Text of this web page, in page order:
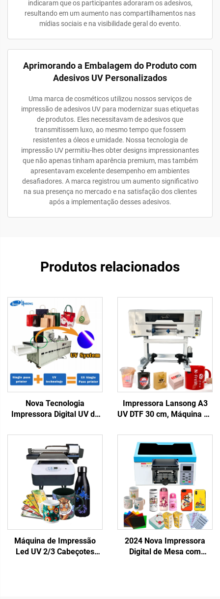
indicaram que os participantes adoraram os adesivos,
resultando em um aumento nas compartilhamentos nas
mídias sociais e na visibilidade geral do evento.
Aprimorando a Embalagem do Produto com
Adesivos UV Personalizados
Uma marca de cosméticos utilizou nossos serviços de
impressão de adesivos UV para modernizar suas etiquetas
de produtos. Eles necessitavam de adesivos que
transmitissem luxo, ao mesmo tempo que fossem
resistentes a óleos e umidade. Nossa tecnologia de
impressão UV permitiu-lhes obter designs impressionantes
que não apenas tinham aparência premium, mas também
apresentavam excelente desempenho em ambientes
desafiadores. A marca registrou um aumento significativo
na sua presença no mercado e na satisfação dos clientes
após a implementação desses adesivos.
Produtos relacionados
Nova Tecnologia
Impressora Digital UV de
Saco Plástico, Sacola de
Presente, Caixa de
Plástico, Papel Cartão,
Folheto, Revista,
Impressão em Uma
Passagem
Impressora Lansong A3
UV DTF 30 cm, Máquina de
Transfer, Impressora de
Etiquetas Cristal, Tudo em
Um, Rolo a Rolo com
Laminador
Máquina de Impressão
Led UV 2/3 Cabeçotes
2024 Nova Impressora
Digital de Mesa com